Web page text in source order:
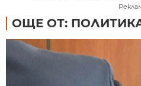
ОЩЕ ОТ: